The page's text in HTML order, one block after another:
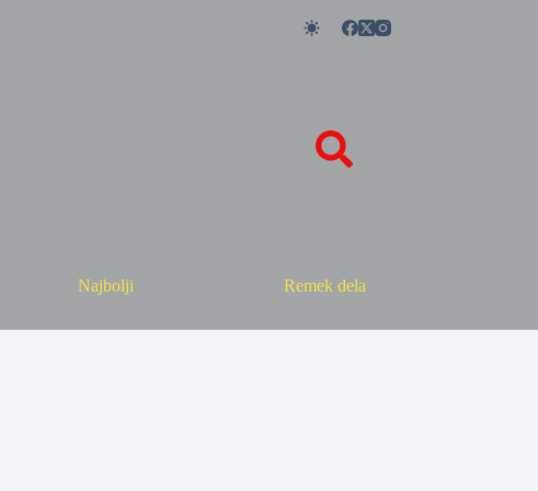
Najbolji Remek dela